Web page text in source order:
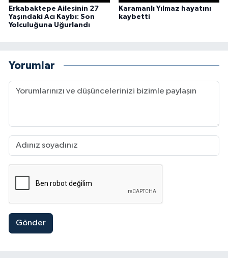
Erkabaktepe Ailesinin 27
Yaşındaki Acı Kaybı: Son
Yolculuğuna Uğurlandı
Karamanlı Yılmaz hayatını
kaybetti
Yorumlar
Gönder